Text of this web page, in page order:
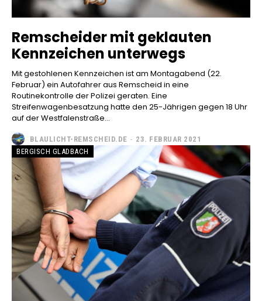
Remscheider mit geklauten
Kennzeichen unterwegs
Mit gestohlenen Kennzeichen ist am Montagabend (22.
Februar) ein Autofahrer aus Remscheid in eine
Routinekontrolle der Polizei geraten. Eine
Streifenwagenbesatzung hatte den 25-Jährigen gegen 18 Uhr
auf der Westfalenstraße...
BLAULICHT-REMSCHEID.DE - 23. FEBRUAR 2021
BERGISCH GLADBACH